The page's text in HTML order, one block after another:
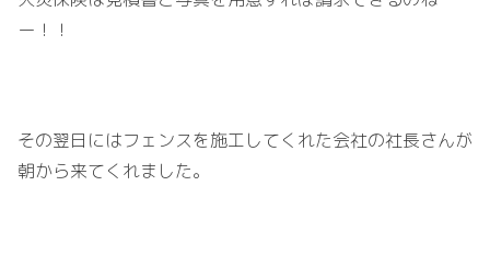
ー！！
その翌日にはフェンスを施工してくれた会社の社長さんが
朝から来てくれました。